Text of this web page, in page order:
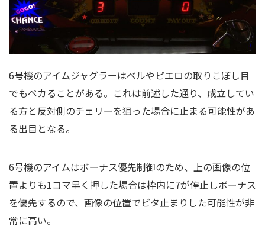
6号機のアイムジャグラーはベルやピエロの取りこぼし目
でもペカることがある。これは前述した通り、成立してい
る方と反対側のチェリーを狙った場合に止まる可能性があ
る出目となる。
6号機のアイムはボーナス優先制御のため、上の画像の位
置よりも1コマ早く押した場合は枠内に7が停止しボーナス
を優先するので、画像の位置でビタ止まりした可能性が非
常に高い。